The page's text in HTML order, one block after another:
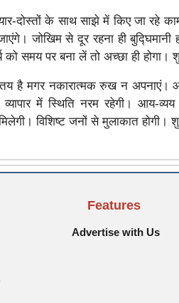
दोस्तों के साथ साझे में किए जा रहे
जोखिम से दूर रहना ही
को समय पर बना लें तो अच्छा ही
है मगर नकारात्मक रुख न अपनाएं।
में स्थिति नरम रहेगी। आय-
विशिष्ट जनों से मुलाकात होगी।
Features
Advertise with Us